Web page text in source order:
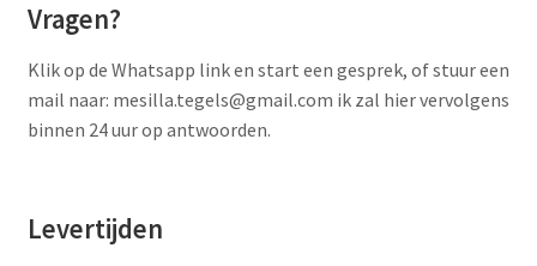
Vragen?
Klik op de Whatsapp link en start een gesprek, of stuur een
mail naar: mesilla.tegels@gmail.com ik zal hier vervolgens
binnen 24 uur op antwoorden.
Levertijden